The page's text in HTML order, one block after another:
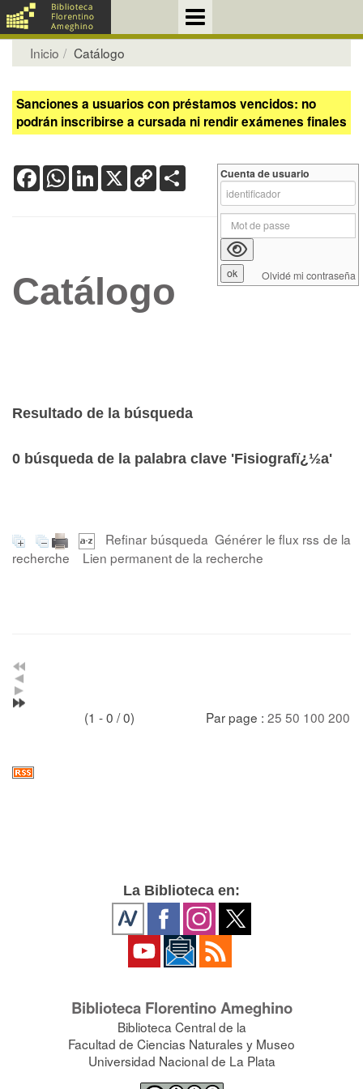
Inicio Catálogo
Sanciones a usuarios con préstamos vencidos: no
podrán inscribirse a cursada ni rendir exámenes finales
FacebookWhatsApp
LinkedIn
X Copy
Link
Catálogo
Resultado de la búsqueda
0 búsqueda de la palabra clave 'Fisiografï¿½a'
Refinar búsqueda Générer le flux rss de la
recherche
Lien permanent de la recherche
(1 - 0 / 0) Par page : 25 50 100 200
Cuenta de usuario
Olvidé mi contraseña
La Biblioteca en:
Biblioteca Florentino Ameghino
Biblioteca Central de la
Facultad de Ciencias Naturales y Museo
Universidad Nacional de La Plata